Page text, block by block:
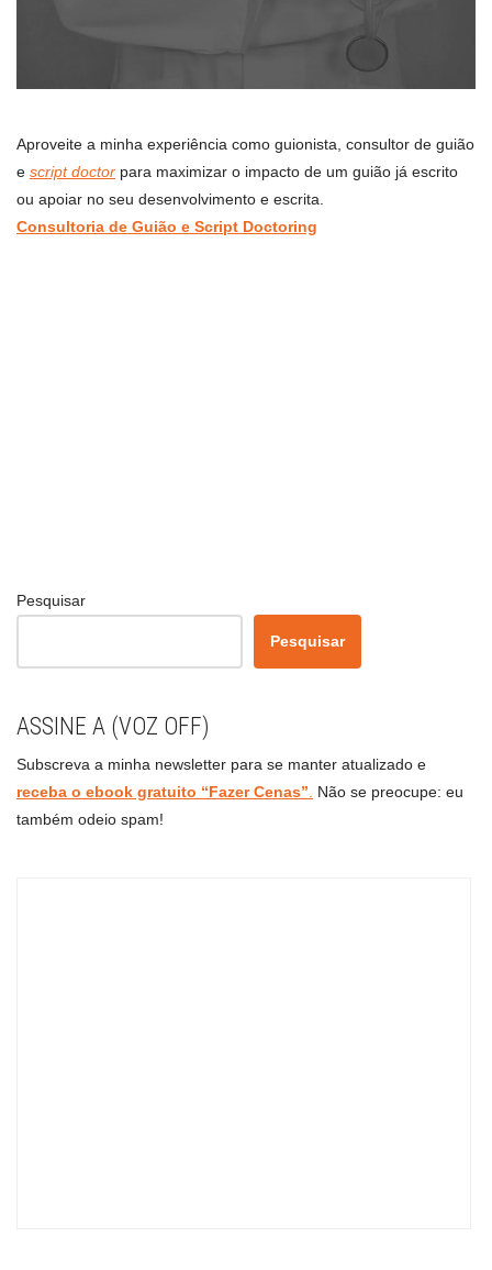
Aproveite a minha experiência como guionista, consultor de guião
e script doctor para maximizar o impacto de um guião já escrito
ou apoiar no seu desenvolvimento e escrita.
Consultoria de Guião e Script Doctoring
Pesquisar
Pesquisar
ASSINE A (VOZ OFF)
Subscreva a minha newsletter para se manter atualizado e
receba o ebook gratuito “Fazer Cenas”
Não se preocupe: eu
também odeio spam!